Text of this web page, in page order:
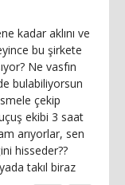
kadar aklını ve
bu şirkete
Ne vasfın
bulabiliyorsun
çekip
ekibi 3 saat
arıyorlar, sen
hisseder??
takıl biraz